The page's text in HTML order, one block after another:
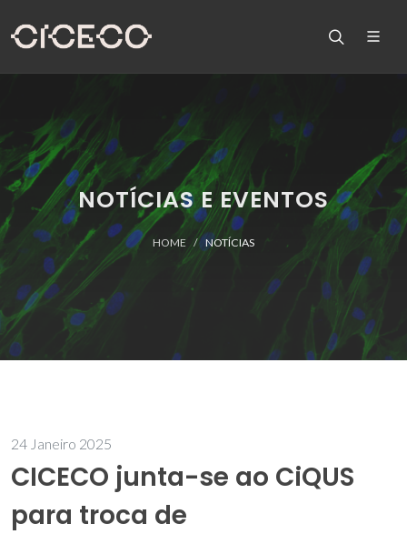
NOTÍCIAS E EVENTOS
HOME NOTÍCIAS
24 Janeiro 2025
CICECO junta-se ao CiQUS
para troca de